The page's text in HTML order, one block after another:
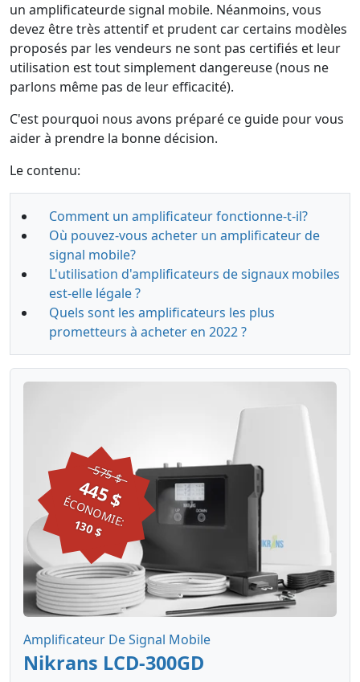
un amplificateurde signal mobile. Néanmoins, vous
devez être très attentif et prudent car certains modèles
proposés par les vendeurs ne sont pas certifiés et leur
utilisation est tout simplement dangereuse (nous ne
parlons même pas de leur efficacité).
C'est pourquoi nous avons préparé ce guide pour vous
aider à prendre la bonne décision.
Le contenu:
Comment un amplificateur fonctionne-t-il?
Où pouvez-vous acheter un amplificateur de
signal mobile?
L'utilisation d'amplificateurs de signaux mobiles
est-elle légale ?
Quels sont les amplificateurs les plus
prometteurs à acheter en 2022 ?
Amplificateur De Signal Mobile
Nikrans LCD-300GD
575 $
445 $
ÉCONOMIE:
130 $